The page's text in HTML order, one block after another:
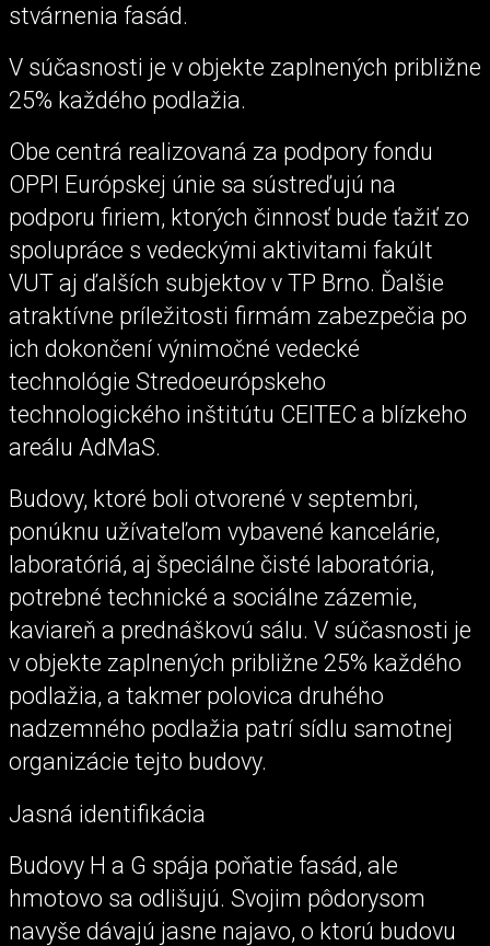
stvárnenia fasád.
V súčasnosti je v objekte zaplnených približne
25% každého podlažia.
Obe centrá realizovaná za podpory fondu
OPPI Európskej únie sa sústreďujú na
podporu firiem, ktorých činnosť bude ťažiť zo
spolupráce s vedeckými aktivitami fakúlt
VUT aj ďalších subjektov v TP Brno. Ďalšie
atraktívne príležitosti firmám zabezpečia po
ich dokončení výnimočné vedecké
technológie Stredoeurópskeho
technologického inštitútu CEITEC a blízkeho
areálu AdMaS.
Budovy, ktoré boli otvorené v septembri,
ponúknu užívateľom vybavené kancelárie,
laboratóriá, aj špeciálne čisté laboratória,
potrebné technické a sociálne zázemie,
kaviareň a prednáškovú sálu. V súčasnosti je
v objekte zaplnených približne 25% každého
podlažia, a takmer polovica druhého
nadzemného podlažia patrí sídlu samotnej
organizácie tejto budovy.
Jasná identifikácia
Budovy H a G spája poňatie fasád, ale
hmotovo sa odlišujú. Svojim pôdorysom
navyše dávajú jasne najavo, o ktorú budovu